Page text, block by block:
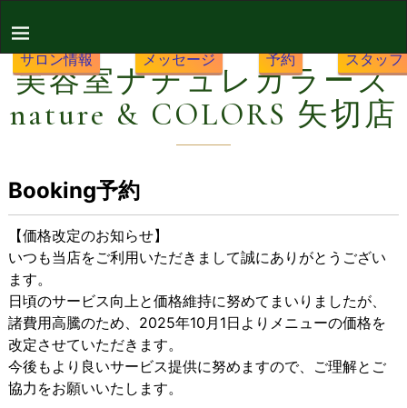
美容室ナチュレカラーズ
nature & COLORS 矢切店
Booking予約
【価格改定のお知らせ】
いつも当店をご利用いただきまして誠にありがとうござい
ます。
日頃のサービス向上と価格維持に努めてまいりましたが、
諸費用高騰のため、2025年10月1日よりメニューの価格を
改定させていただきます。
今後もより良いサービス提供に努めますので、ご理解とご
協力をお願いいたします。
サロン情報 メッセージ 予約 スタッフ